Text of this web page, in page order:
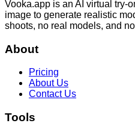
Vooka.app is an AI virtual try-
image to generate realistic
shoots, no real models, and
About
Pricing
About Us
Contact Us
Tools